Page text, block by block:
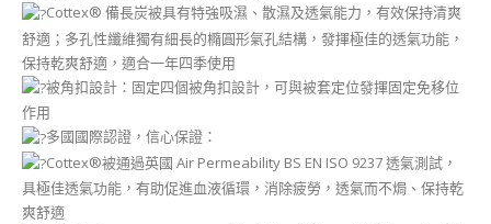
Cottex® 備長炭被具有特強吸濕、散濕及透氣能力，有效保持清爽
舒適；多孔性纖維獨有細長的橢圓形氣孔結構，發揮極佳的透氣功能，
保持乾爽舒適，適合一年四季使用
被角扣設計：固定四個被角扣設計，可與被套定位發揮固定免移位
作用
多國國際認證，信心保證：
Cottex®被通過英國 Air Permeability BS EN ISO 9237 透氣測試，
具極佳透氣功能，有助促進血液循環，消除疲勞，透氣而不焗、保持乾
爽舒適